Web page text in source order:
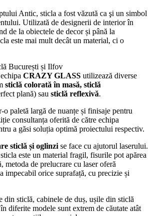
Antic, sticla a fost văzută ca şi un simbol
Utilizată de designerii de interior în
de la obiectele de decor și până la
este mai mult decât un material, ci o
CRAZY GLASS utilizează diverse
sticlă colorată în masă, sticlă
plană) sau sticlă reflexivă.
paletă largă de nuanțe și finisaje pentru
consultanța oferită de către echipa
a găsi soluția optimă proiectului respectiv.
sticlă și oglinzi se face cu ajutorul laserului.
este un material fragil, fisurile pot apărea
metoda de prelucrare cu laser oferă
impecabil orice suprafață, cu precizie și
din sticlă, cabinele de duș, ușile din sticlă
diferite modele sunt extrem de căutate atât